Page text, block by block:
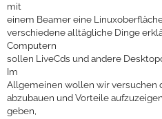
mit
einem Beamer eine
verschiedene alltägliche Dinge
Computern
sollen LiveCds und andere
Im
Allgemeinen wollen wir versuchen
abzubauen und Vorteile
geben,